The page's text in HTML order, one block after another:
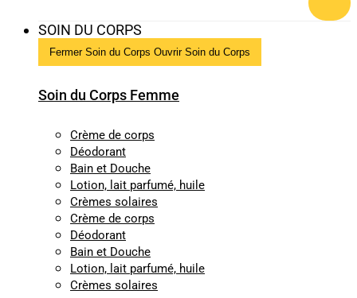
SOIN DU CORPS
Fermer Soin du Corps Ouvrir Soin du Corps
Soin du Corps Femme
Crème de corps
Déodorant
Bain et Douche
Lotion, lait parfumé, huile
Crèmes solaires
Crème de corps
Déodorant
Bain et Douche
Lotion, lait parfumé, huile
Crèmes solaires